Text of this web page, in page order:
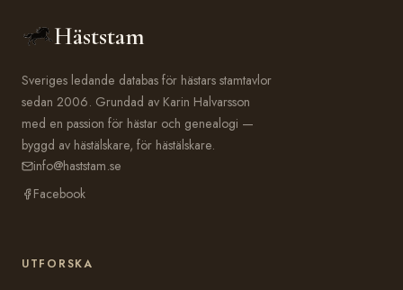
Häststam
Sveriges ledande databas för hästars stamtavlor
sedan 2006. Grundad av Karin Halvarsson
med en passion för hästar och genealogi —
byggd av hästälskare, för hästälskare.
info@haststam.se
Facebook
UTFORSKA